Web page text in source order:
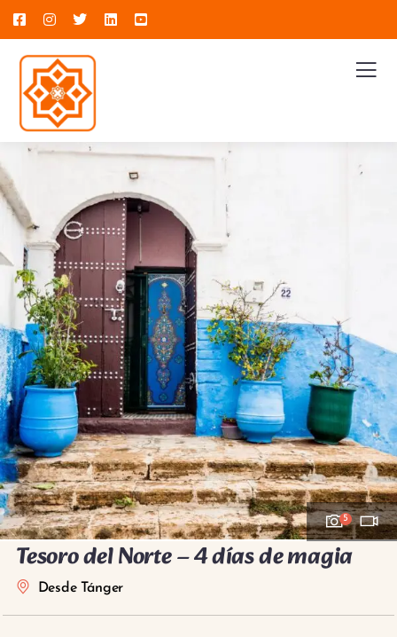
5
Tesoro del Norte – 4 días de magia
Desde Tánger